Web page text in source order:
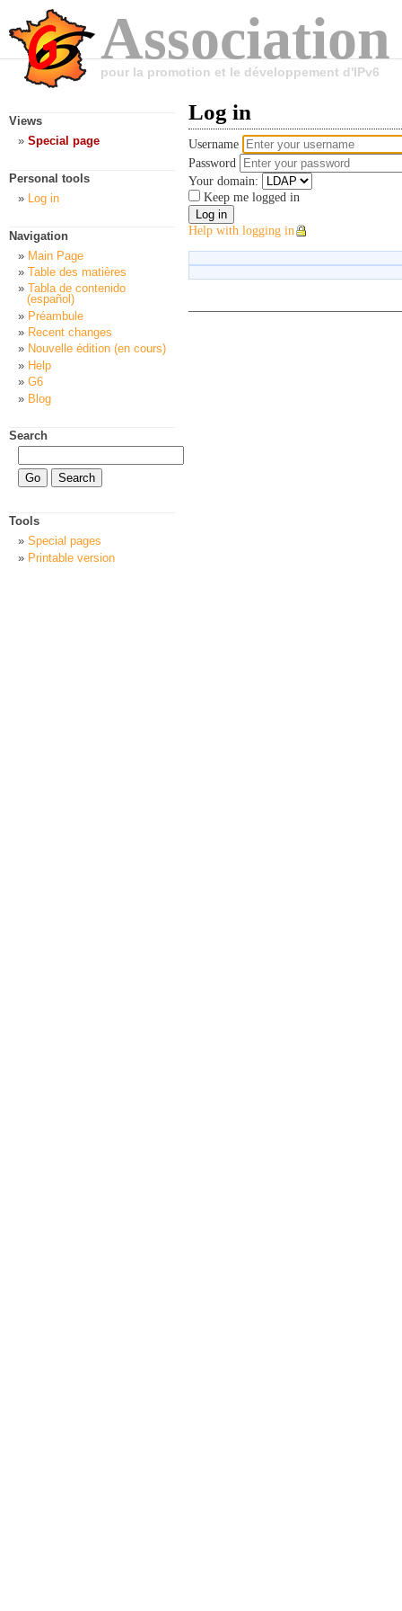
pour la promotion et le développement d'IPv6
Log in
Username
Password
Your domain:
Keep me logged in
Help with logging in
Views
Special page
Personal tools
Log in
Navigation
Main Page
Table des matières
Tabla de contenido
(español)
Préambule
Recent changes
Nouvelle édition (en cours)
Help
G6
Blog
Search
Tools
Special pages
Printable version